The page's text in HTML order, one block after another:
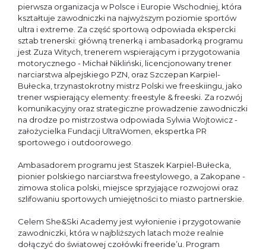
pierwsza organizacja w Polsce i Europie Wschodniej, która
kształtuje zawodniczki na najwyższym poziomie sportów
ultra i extreme. Za część sportową odpowiada ekspercki
sztab trenerski: główną trenerką i ambasadorką programu
jest Zuza Witych, trenerem wspierającym i przygotowania
motorycznego - Michał Nikliński, licencjonowany trener
narciarstwa alpejskiego PZN, oraz Szczepan Karpiel-
Bułecka, trzynastokrotny mistrz Polski we freeskiingu, jako
trener wspierający elementy: freestyle & freeski. Za rozwój
komunikacyjny oraz strategiczne prowadzenie zawodniczki
na drodze po mistrzostwa odpowiada Sylwia Wojtowicz -
założycielka Fundacji UltraWomen, ekspertka PR
sportowego i outdoorowego.
Ambasadorem programu jest Staszek Karpiel-Bułecka,
pionier polskiego narciarstwa freestylowego, a Zakopane -
zimowa stolica polski, miejsce sprzyjające rozwojowi oraz
szlifowaniu sportowych umiejętności to miasto partnerskie.
Celem She&Ski Academy jest wyłonienie i przygotowanie
zawodniczki, która w najbliższych latach może realnie
dołączyć do światowej czołówki freeride’u. Program